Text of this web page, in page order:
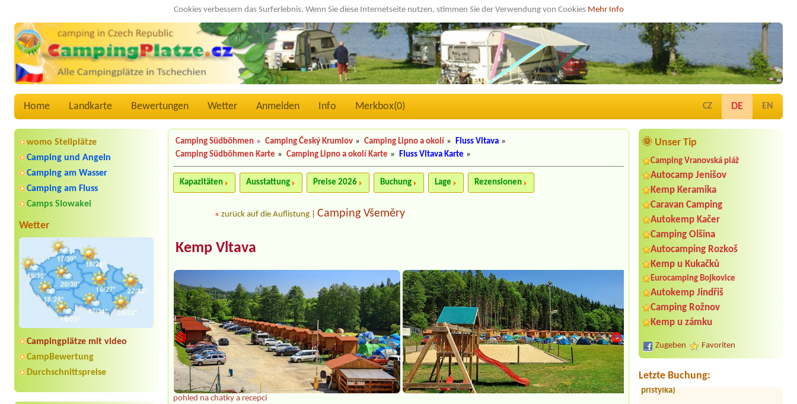
Cookies verbessern das Surferlebnis. Wenn Sie diese Internetseite nutzen, stimmen Sie der Verwendung von Cookies Mehr Info
Home Landkarte Bewertungen Wetter Anmelden Info Merkbox(0) CZ DE EN
womo Stellplätze
Camping und Angeln
Camping am Wasser
Camping am Fluss
Camps Slowakei
Wetter
Campingplätze mit video
CampBewertung
Durchschnittspreise
🌞 Unser Tip
Camping Vranovská pláž
Autocamp Jenišov
Kemp Keramika
Caravan Camping
Autokemp Kačer
Camping Olšina
Autocamping Rozkoš
Kemp u Kukačků
Eurocamping Bojkovice
Autokemp Jindřiš
Camping Rožnov
Kemp u zámku
Zugeben Favoriten
Letzte Buchung:
Termin ab 2026-08-01 |
Bílina Kyselka
4L Chata 5 osob +lůžkoviny
kemp Zákupy
2x dospělá osoba, 2x dítě nad 3 roky,
přistýlka)
Termin ab 2026-08-21 |
Camping Südböhmen » Camping Český Krumlov » Camping Lipno a okolí » Fluss Vltava »
Camping Südböhmen Karte » Camping Lipno a okolí Karte » Fluss Vltava Karte »
Kapazitäten Ausstattung Preise 2026 Buchung Lage Rezensionen
«zurück auf die Auflistung |Camping Všeměry
Kemp Vltava
pohled na chatky a recepci